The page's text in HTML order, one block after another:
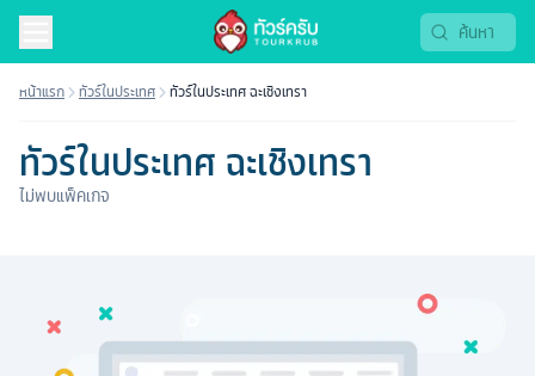
หน้าแรก ทัวร์ในประเทศ ทัวร์ในประเทศ ฉะเชิงเทรา
ทัวร์ในประเทศ ฉะเชิงเทรา
ไม่พบแพ็คเกจ